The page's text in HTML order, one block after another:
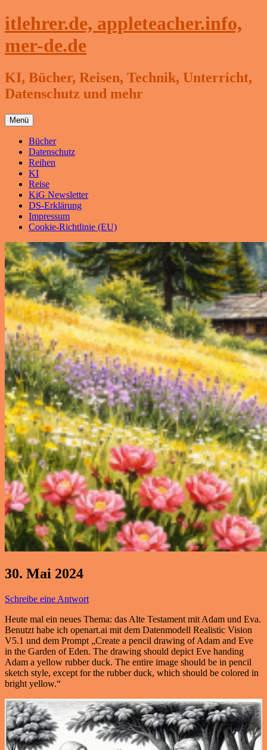
Zum
Inhalt
itlehrer.de, appleteacher.info,
mer-de.de
KI, Bücher, Reisen, Technik, Unterricht,
Datenschutz und mehr
Menü
Bücher
Datenschutz
Reihen
KI
Reise
KiG Newsletter
DS-Erklärung
Impressum
Cookie-Richtlinie (EU)
30. Mai 2024
Schreibe eine Antwort
Heute mal ein neues Thema: das Alte Testament mit Adam und Eva.
Benutzt habe ich openart.ai mit dem Datenmodell Realistic Vision
V5.1 und dem Prompt „Create a pencil drawing of Adam and Eve
in the Garden of Eden. The drawing should depict Eve handing
Adam a yellow rubber duck. The entire image should be in pencil
sketch style, except for the rubber duck, which should be colored in
bright yellow.“